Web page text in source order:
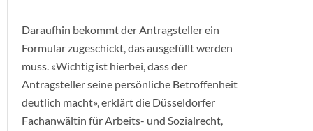
Daraufhin bekommt der Antragsteller ein
Formular zugeschickt, das ausgefüllt werden
muss. «Wichtig ist hierbei, dass der
Antragsteller seine persönliche Betroffenheit
deutlich macht», erklärt die Düsseldorfer
Fachanwältin für Arbeits- und Sozialrecht,